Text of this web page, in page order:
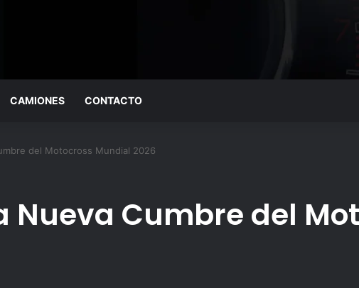
CAMIONES CONTACTO
del Motocross Mundial 2026
Nueva Cumbre del